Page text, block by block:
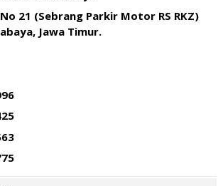
21 (Sebrang Parkir Motor RS RKZ)
Jawa Timur.